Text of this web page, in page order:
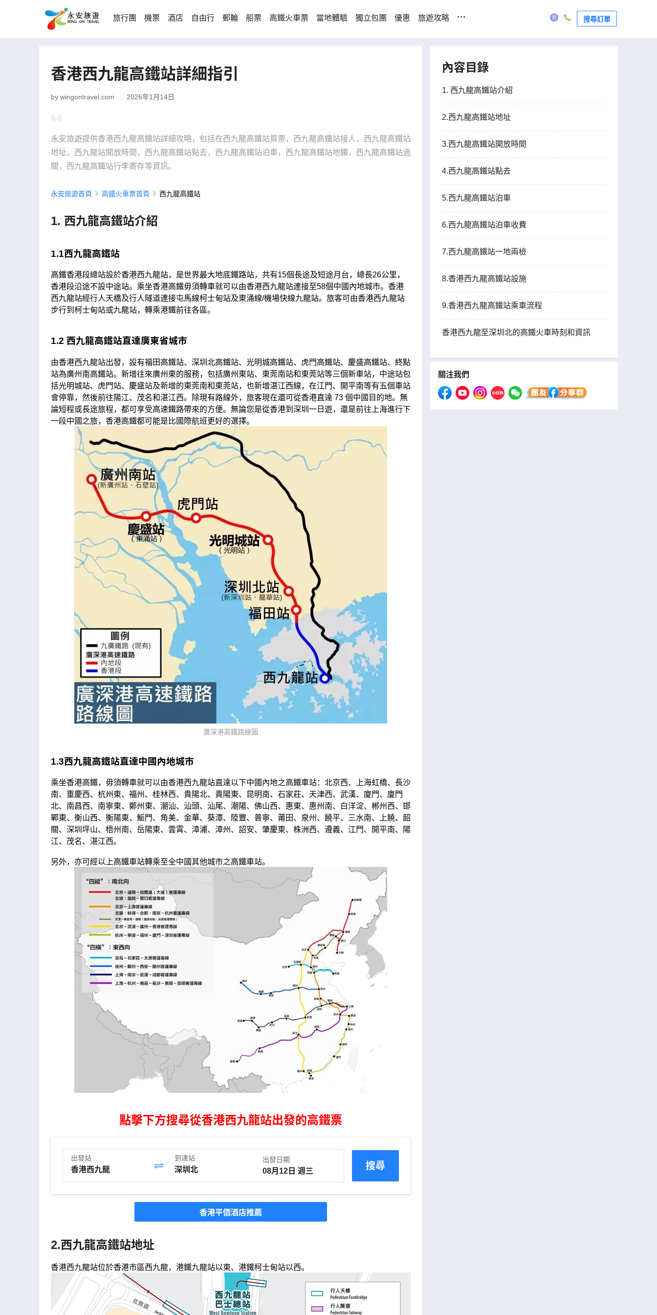
旅行團 機票 酒店 自由行 郵輪 船票 高鐵火車票 當地體驗 獨立包團 優惠 旅遊攻略 ... 搜尋訂單
香港西九龍高鐵站詳細指引
by wingontravel.com 2026年1月14日
永安旅遊提供香港西九龍高鐵站詳細攻略，包括在西九龍高鐵站買票，西九龍高鐵站接人，西九龍高鐵站
地址，西九龍站開放時間，西九龍高鐵站點去，西九龍高鐵站泊車，西九龍高鐵站地鐵，西九龍高鐵站過
關，西九龍高鐵站行李寄存等資訊。
永安旅遊首頁 高鐵火車票首頁 西九龍高鐵站
1. 西九龍高鐵站介紹
1.1西九龍高鐵站
高鐵香港段總站設於香港西九龍站，是世界最大地底鐵路站，共有15個長途及短途月台，總長26公里，
香港段沿途不設中途站。乘坐香港高鐵毋須轉車就可以由香港西九龍站連接至58個中國內地城市。香港
西九龍站經行人天橋及行人隧道連接屯馬線柯士甸站及東涌線/機場快線九龍站。旅客可由香港西九龍站
步行到柯士甸站或九龍站，轉乘港鐵前往各區。
1.2 西九龍高鐵站直達廣東省城市
由香港西九龍站出發，設有福田高鐵站、深圳北高鐵站、光明城高鐵站、虎門高鐵站、慶盛高鐵站、終點
站為廣州南高鐵站。新增往來廣州東的服務，包括廣州東站、東莞南站和東莞站等三個新車站，中途站包
括光明城站、虎門站、慶盛站及新增的東莞南和東莞站，也新增湛江西線，在江門、開平南等有五個車站
會停靠，然後前往陽江、茂名和湛江西。除現有路線外，旅客現在還可從香港直達 73 個中國目的地。無
論短程或長途旅程，都可享受高速鐵路帶來的方便。無論您是從香港到深圳一日遊，還是前往上海進行下
一段中國之旅，香港高鐵都可能是比國際航班更好的選擇。
廣深港高鐵路線圖
1.3西九龍高鐵站直達中國內地城市
乘坐香港高鐵，毋須轉車就可以由香港西九龍站直達以下中國內地之高鐵車站：北京西、上海虹橋、長沙
南、重慶西、杭州東、福州、桂林西、貴陽北、貴陽東、昆明南、石家莊、天津西、武漢、廈門、廈門
北、南昌西、南寧東、鄭州東、潮汕、汕頭、汕尾、潮陽、佛山西、惠東、惠州南、白洋淀、郴州西、邯
鄲東、衡山西、衡陽東、鮜門、角美、金華、葵潭、陸豐、普寧、莆田、泉州、饒平、三水南、上饒、韶
關、深圳坪山、梧州南、岳陽東、雲霄、漳浦、漳州、詔安、肇慶東、株洲西、遵義、江門、開平南、陽
江、茂名、湛江西。
另外，亦可經以上高鐵車站轉乘至全中國其他城市之高鐵車站。
點擊下方搜尋從香港西九龍站出發的高鐵票
出發站 到達站 出發日期
搜尋
香港平價酒店推薦
2.西九龍高鐵站地址
香港西九龍站位於香港市區西九龍，港鐵九龍站以東、港鐵柯士甸站以西。
內容目錄
1. 西九龍高鐵站介紹
2.西九龍高鐵站地址
3.西九龍高鐵站開放時間
4.西九龍高鐵站點去
5.西九龍高鐵站泊車
6.西九龍高鐵站泊車收費
7.西九龍高鐵站一地兩檢
8.香港西九龍高鐵站設施
9.香港西九龍高鐵站乘車流程
香港西九龍至深圳北的高鐵火車時刻和資訊
關注我們